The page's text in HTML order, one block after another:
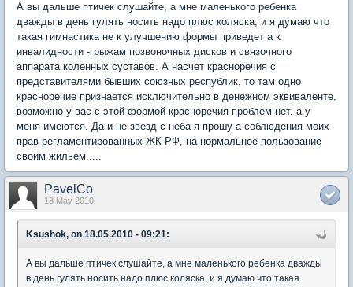
А вы дальше птичек слушайте, а мне маленького ребенка
дважды в день гулять носить надо плюс коляска, и я думаю что
такая гимнастика не к улучшению формы приведет а к
инвалидности -грыжам позвоночных дисков и связочного
аппарата коленных суставов. А насчет красноречия с
представителями бывших союзных республик, то там одно
красноречие признается исключительно в денежном эквиваленте,
возможно у вас с этой формой красноречия проблем нет, а у
меня имеются. Да и не звезд с неба я прошу а соблюдения моих
прав регламентированных ЖК РФ, на нормальное пользование
своим жильем.....
PavelCo
18 May 2010
Ksushok, on 18.05.2010 - 09:21:
А вы дальше птичек слушайте, а мне маленького ребенка дважды
в день гулять носить надо плюс коляска, и я думаю что такая